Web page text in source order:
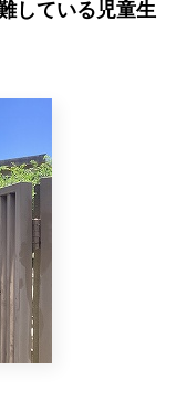
している児童生